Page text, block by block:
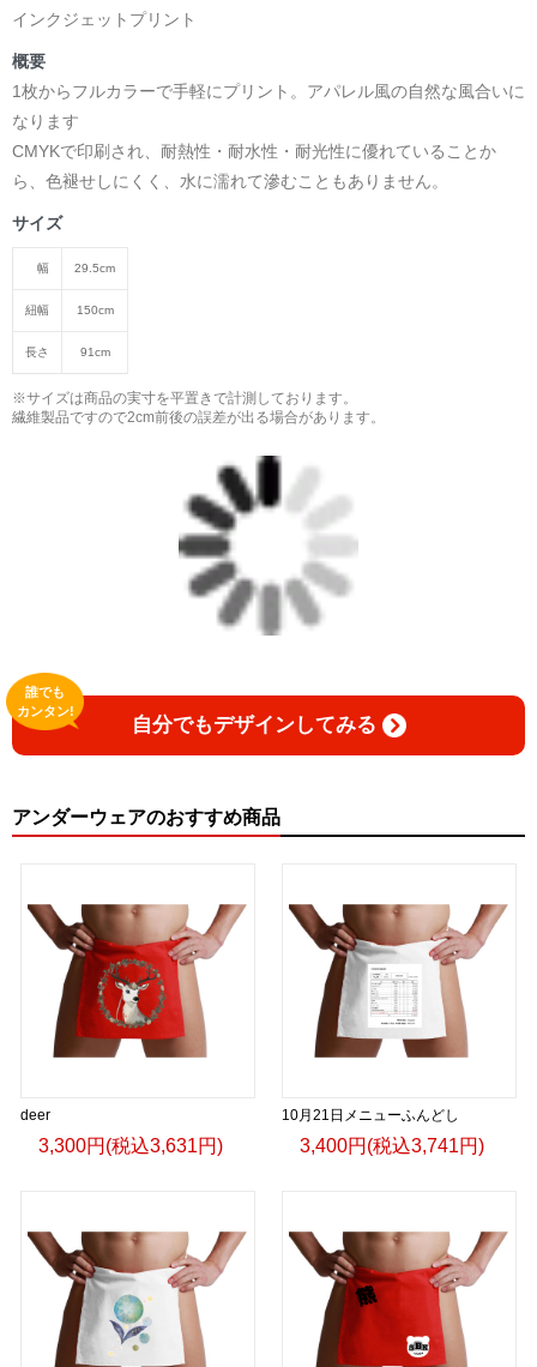
インクジェットプリント
概要
1枚からフルカラーで手軽にプリント。アパレル風の自然な風合いに
なります
CMYKで印刷され、耐熱性・耐水性・耐光性に優れていることか
ら、色褪せしにくく、水に濡れて滲むこともありません。
サイズ
幅 29.5cm
紐幅 150cm
長さ 91cm
※サイズは商品の実寸を平置きで計測しております。
繊維製品ですので2cm前後の誤差が出る場合があります。
自分でもデザインしてみる
誰でも
カンタン!
アンダーウェアのおすすめ商品
deer
3,300円(税込3,631円)
10月21日メニューふんどし
3,400円(税込3,741円)